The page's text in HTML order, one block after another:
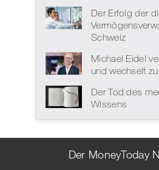
Der Erfolg der
Schweiz
Michael Eidel
und wechselt
Der Tod des
Wissens
Der MoneyToday